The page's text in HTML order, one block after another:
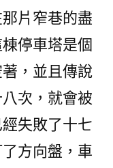
片窄巷的盡
停車塔是個
，並且傳說
次，就會被
失敗了十七
方向盤，車